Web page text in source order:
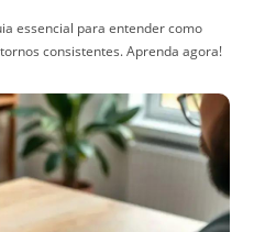
essencial para entender como
consistentes. Aprenda agora!